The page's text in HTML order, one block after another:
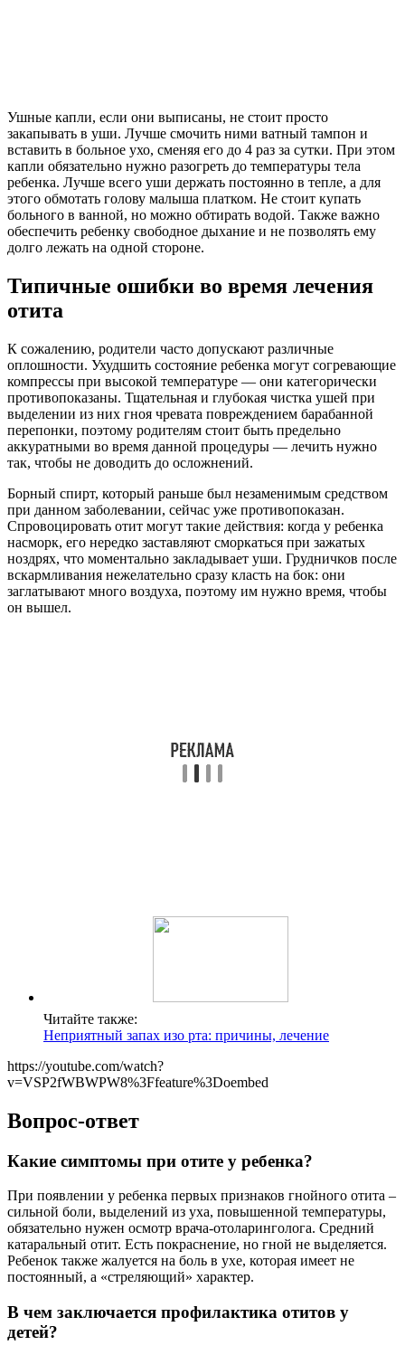
Ушные капли, если они выписаны, не стоит просто
закапывать в уши. Лучше смочить ними ватный тампон и
вставить в больное ухо, сменяя его до 4 раз за сутки. При этом
капли обязательно нужно разогреть до температуры тела
ребенка. Лучше всего уши держать постоянно в тепле, а для
этого обмотать голову малыша платком. Не стоит купать
больного в ванной, но можно обтирать водой. Также важно
обеспечить ребенку свободное дыхание и не позволять ему
долго лежать на одной стороне.
Типичные ошибки во время лечения
отита
К сожалению, родители часто допускают различные
оплошности. Ухудшить состояние ребенка могут согревающие
компрессы при высокой температуре — они категорически
противопоказаны. Тщательная и глубокая чистка ушей при
выделении из них гноя чревата повреждением барабанной
перепонки, поэтому родителям стоит быть предельно
аккуратными во время данной процедуры — лечить нужно
так, чтобы не доводить до осложнений.
Борный спирт, который раньше был незаменимым средством
при данном заболевании, сейчас уже противопоказан.
Спровоцировать отит могут такие действия: когда у ребенка
насморк, его нередко заставляют сморкаться при зажатых
ноздрях, что моментально закладывает уши. Грудничков после
вскармливания нежелательно сразу класть на бок: они
заглатывают много воздуха, поэтому им нужно время, чтобы
он вышел.
Читайте также:
Неприятный запах изо рта: причины, лечение
https://youtube.com/watch?
v=VSP2fWBWPW8%3Ffeature%3Doembed
Вопрос-ответ
Какие симптомы при отите у ребенка?
При появлении у ребенка первых признаков гнойного отита –
сильной боли, выделений из уха, повышенной температуры,
обязательно нужен осмотр врача-отоларинголога. Средний
катаральный отит. Есть покраснение, но гной не выделяется.
Ребенок также жалуется на боль в ухе, которая имеет не
постоянный, а «стреляющий» характер.
В чем заключается профилактика отитов у
детей?